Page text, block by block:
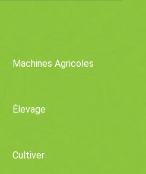
Machines Agricoles
Élevage
Cultiver